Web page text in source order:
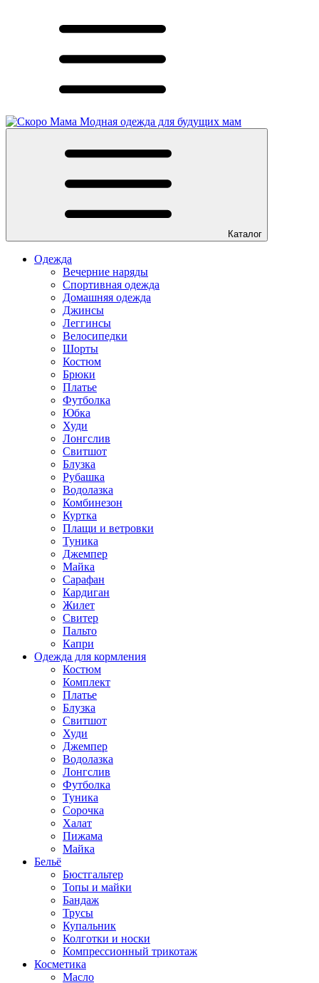
Модная одежда для будущих мам
Каталог
Одежда
Вечерние наряды
Спортивная одежда
Домашняя одежда
Джинсы
Леггинсы
Велосипедки
Шорты
Костюм
Брюки
Платье
Футболка
Юбка
Худи
Лонгслив
Свитшот
Блузка
Рубашка
Водолазка
Комбинезон
Куртка
Плащи и ветровки
Туника
Джемпер
Майка
Сарафан
Кардиган
Жилет
Свитер
Пальто
Капри
Одежда для кормления
Костюм
Комплект
Платье
Блузка
Свитшот
Худи
Джемпер
Водолазка
Лонгслив
Футболка
Туника
Сорочка
Халат
Пижама
Майка
Бельё
Бюстгальтер
Топы и майки
Бандаж
Трусы
Купальник
Колготки и носки
Компрессионный трикотаж
Косметика
Масло